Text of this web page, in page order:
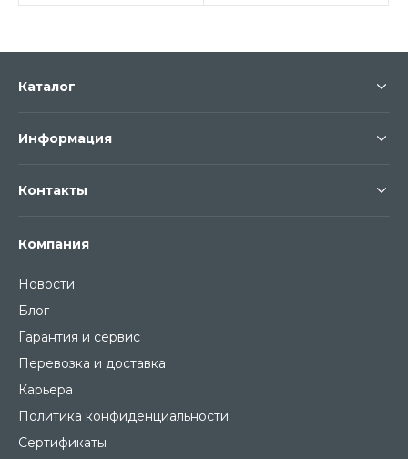
Компания
Новости
Блог
Гарантия и сервис
Перевозка и доставка
Карьера
Политика конфиденциальности
Сертификаты
Каталог
Информация
Контакты